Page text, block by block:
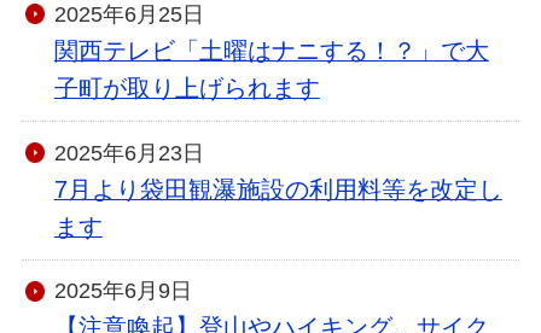
2025年6月25日
関西テレビ「土曜はナニする！？」で大
子町が取り上げられます
2025年6月23日
7月より袋田観瀑施設の利用料等を改定し
ます
2025年6月9日
【注意喚起】登山やハイキング、サイク